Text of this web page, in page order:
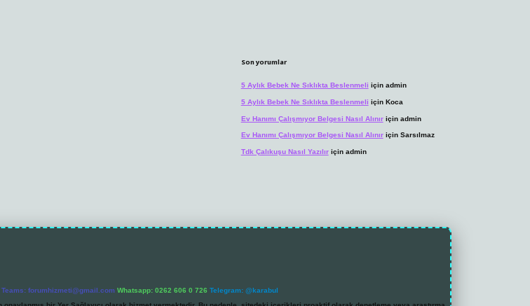
Son yorumlar
5 Aylık Bebek Ne Sıklıkta Beslenmeli için admin
5 Aylık Bebek Ne Sıklıkta Beslenmeli için Koca
Ev Hanımı Çalışmıyor Belgesi Nasıl Alınıriçin admin
Ev Hanımı Çalışmıyor Belgesi Nasıl Alınıriçin Sarsılmaz
Tdk Çalıkuşu Nasıl Yazılıriçin admin
Teams: forumhizmeti@gmail.com Whatsapp: 0262 606 0 726 Telegram: @karabul